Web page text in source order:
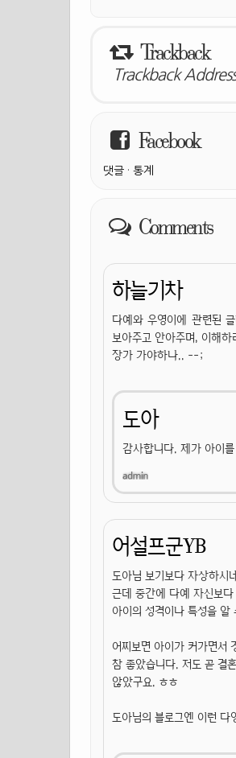
Trackback
Trackback
Facebook
댓글 · 통계
Comments
하늘기차
다예와 우영이에 관련된
보아주고 안아주며, 이해
장가 가야하나.. --;
도아
감사합니다. 제가 아이
어설프군YB
도아님 보기보다 자상하시
근데 중간에 다예 자신보
아이의 성격이나 특성을
어찌보면 아이가 커가면서
참 좋았습니다. 저도 곧 결
않았구요. ㅎㅎ
도아님의 블로그엔 이런 다